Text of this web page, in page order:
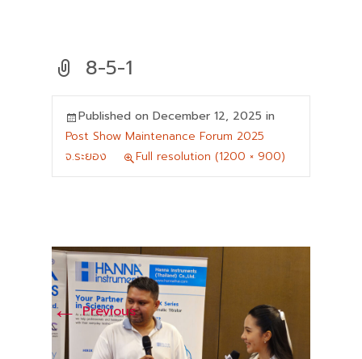
8-5-1
Published on December 12, 2025 in
Post Show Maintenance Forum 2025
จ.ระยอง
Full resolution (1200 × 900)
←Previous